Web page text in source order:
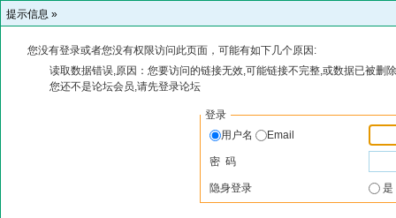
提示信息 »
您没有登录或者您没有权限访问此页面，可能有如下几个原因:
读取数据错误,原因：您要访问的链接无效,可能链接不完整,或数据已被删
您还不是论坛会员,请先登录论坛
登录
用户名
Email
密 码
隐身登录